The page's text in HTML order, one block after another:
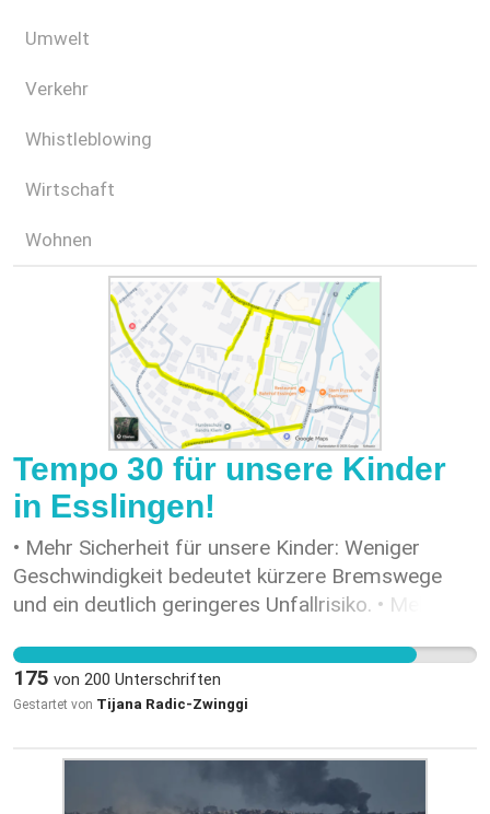
Umwelt
Verkehr
Whistleblowing
Wirtschaft
Wohnen
Tempo 30 für unsere Kinder
in Esslingen!
• Mehr Sicherheit für unsere Kinder: Weniger
Geschwindigkeit bedeutet kürzere Bremswege
und ein deutlich geringeres Unfallrisiko. • Mehr
Strassenlärm. • Mehr Lebensqualität: Sichere und
ruhige Quartiere sind Orte, an denen wir alle gerne
leben. Wir sind überzeugt: Eltern, Lehrpersonen
Strassen und ein gesundes Umfeld für unsere
Kinder. Unterstütze jetzt unsere Petition an den
175 von 200 Unterschriften
Gestartet von Tijana Radic-Zwinggi